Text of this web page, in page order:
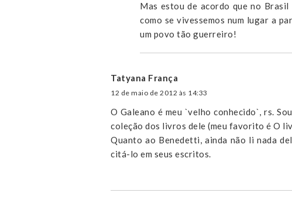
Mas estou de acordo que no
como se vivessemos num lugar a
um povo tão guerreiro!
Tatyana França
12 de maio de 2012 às 14:33
O Galeano é meu `velho conhecido`, rs.
coleção dos livros dele (meu favorito é O
Quanto ao Benedetti, ainda não li nada
citá-lo em seus escritos.